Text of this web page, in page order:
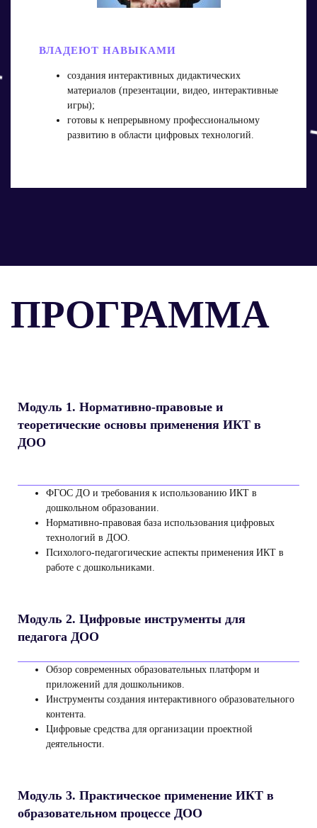
ВЛАДЕЮТ НАВЫКАМИ
создания интерактивных дидактических
материалов (презентации, видео, интерактивные
игры);
готовы к непрерывному профессиональному
развитию в области цифровых технологий.
ПРОГРАММА
Модуль 1. Нормативно‑правовые и
теоретические основы применения ИКТ в
ДОО
ФГОС ДО и требования к использованию ИКТ в
дошкольном образовании.
Нормативно‑правовая база использования цифровых
технологий в ДОО.
Психолого‑педагогические аспекты применения ИКТ в
работе с дошкольниками.
Модуль 2. Цифровые инструменты для
педагога ДОО
Обзор современных образовательных платформ и
приложений для дошкольников.
Инструменты создания интерактивного образовательного
контента.
Цифровые средства для организации проектной
деятельности.
Модуль 3. Практическое применение ИКТ в
образовательном процессе ДОО